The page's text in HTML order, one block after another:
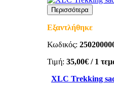
Περισσότερα
Εξαντλήθηκε
Κωδικός:
Τιμή: 35,00€ / 1
XLC Trekking